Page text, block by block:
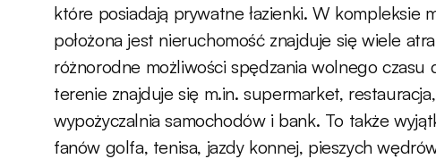
które posiadają prywatne łazienki. W kompleksie
położona jest nieruchomość znajduje się wiele
różnorodne możliwości spędzania wolnego czasu
terenie znajduje się m.in. supermarket,
wypożyczalnia samochodów i bank. To także
fanów golfa, tenisa, jazdy konnej, pieszych